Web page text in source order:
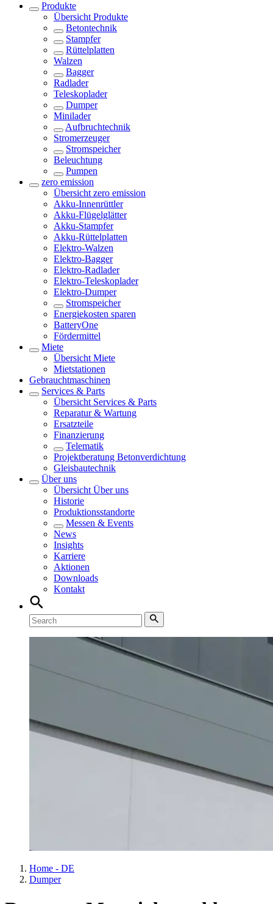
Produkte
Übersicht Produkte
Betontechnik
Stampfer
Rüttelplatten
Walzen
Bagger
Radlader
Teleskoplader
Dumper
Minilader
Aufbruchtechnik
Stromerzeuger
Stromspeicher
Beleuchtung
Pumpen
zero emission
Übersicht zero emission
Akku-Innenrüttler
Akku-Flügelglätter
Akku-Stampfer
Akku-Rüttelplatten
Elektro-Walzen
Elektro-Bagger
Elektro-Radlader
Elektro-Teleskoplader
Elektro-Dumper
Stromspeicher
Energiekosten sparen
BatteryOne
Fördermittel
Miete
Übersicht Miete
Mietstationen
Gebrauchtmaschinen
Services & Parts
Übersicht Services & Parts
Reparatur & Wartung
Ersatzteile
Finanzierung
Telematik
Projektberatung Betonverdichtung
Gleisbautechnik
Über uns
Übersicht Über uns
Historie
Produktionsstandorte
Messen & Events
News
Insights
Karriere
Aktionen
Downloads
Kontakt
Home - DE
Dumper